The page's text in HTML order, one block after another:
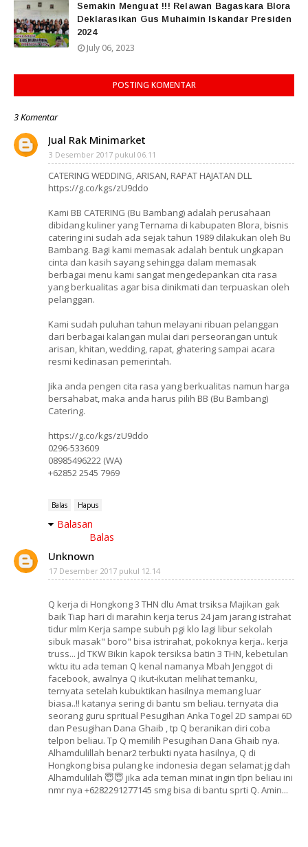
Semakin Menguat !!! Relawan Bagaskara Blora
Deklarasikan Gus Muhaimin Iskandar Presiden
2024
July 06, 2023
POSTING KOMENTAR
3 Komentar
Jual Rak Minimarket
3 Desember 2017 pukul 06.11
CATERING WEDDING, ARISAN, RAPAT HAJATAN DLL
https://g.co/kgs/zU9ddo
Kami BB CATERING (Bu Bambang) adalah perusahaan
dibidang kuliner yang Ternama di kabupaten Blora, bisnis
catering ini sudah ada sejak tahun 1989 dilakukan oleh Bu
Bambang. Bagi kami memasak adalah bentuk ungkapan
cinta dan kasih sayang sehingga dalam memasak
berbagai menu kami sangat mengedepankan cita rasa
yang berkualitas agar bisa dinikmati dan terpuaskan oleh
pelanggan.
Kami sudah puluhan tahun melayani ribuan pelanggan
dari berbagai kalangan mulai dari perseorangan untuk
arisan, khitan, wedding, rapat, ghatering sampai acara
resmi kedinasan pemerintah.
Jika anda pengen cita rasa yang berkualitas namun harga
bersahabat, maka anda harus pilih BB (Bu Bambang)
Catering.
https://g.co/kgs/zU9ddo
0296-533609
08985496222 (WA)
+62852 2545 7969
Balas Hapus
Balasan
Balas
Unknown
17 Desember 2017 pukul 12.14
Q kerja di Hongkong 3 THN dlu Amat trsiksa Majikan gak
baik Tiap hari di marahin kerja terus 24 jam jarang istrahat
tidur mlm Kerja sampe subuh pgi klo lagi libur sekolah
sibuk masak" boro" bisa istrirahat, pokoknya kerja.. kerja
truss... jd TKW Bikin kapok tersiksa batin 3 THN, kebetulan
wktu itu ada teman Q kenal namanya Mbah Jenggot di
facebook, awalnya Q ikut-ikutan melihat temanku,
ternyata setelah kubuktikan hasilnya memang luar
biasa..!! katanya sering di bantu sm beliau. ternyata dia
seorang guru spritual Pesugihan Anka Togel 2D sampai 6D
dan Pesugihan Dana Ghaib , tp Q beranikan diri coba
telpon beliau. Tp Q memilih Pesugihan Dana Ghaib nya.
Alhamdulillah benar2 terbukti nyata hasilnya, Q di
Hongkong bisa pulang ke indonesia degan selamat jg dah
Alhamdulilah 😇😇 jika ada teman minat ingin tlpn beliau ini
nmr nya +6282291277145 smg bisa di bantu sprti Q. Amin...